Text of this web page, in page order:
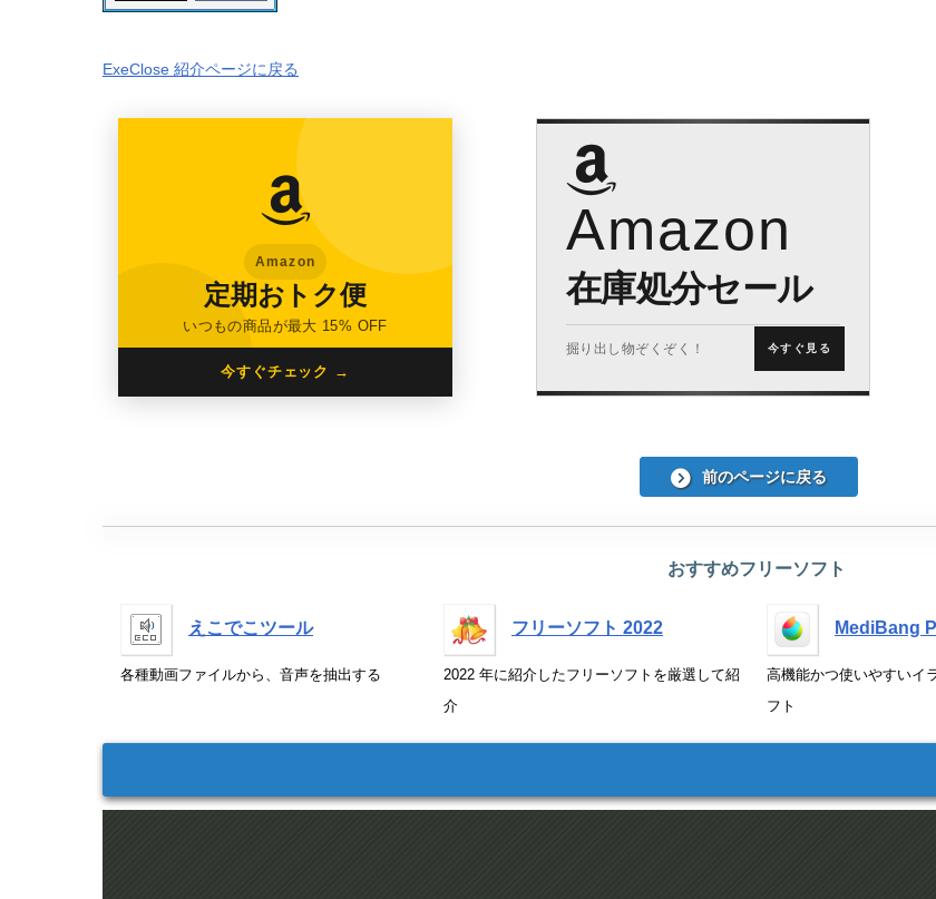
ExeClose 紹介ページに戻る
Amazon
定期おトク便
いつもの商品が最大 15% OFF
今すぐチェック →
Amazon
在庫処分セール
掘り出し物ぞくぞく！ 今すぐ見る
前のページに戻る
おすすめフリーソフト
えこでこツール
各種動画ファイルから、音声を抽出する
フリーソフト 2022
2022 年に紹介したフリーソフトを厳選して紹
介
MediBang
高機能かつ使いやすいイ
フト